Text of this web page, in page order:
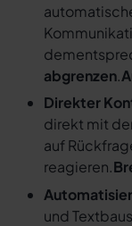
abgrenzen.
Direkter
direkt mit
auf
reagieren.
und